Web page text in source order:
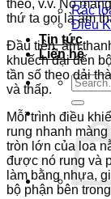
Rắc
Điều
Tin tức
Liên hệ
Search
for:
theo, v.v. Nó
thứ ta gọi là âm
Đầu tiên, âm
khuếch đại đến
tần số theo dải
và thấp.
Mỗi trình điều
rung nhanh
tròn lớn của loa
được nó rung và
làm bằng nhựa,
bộ phận bên